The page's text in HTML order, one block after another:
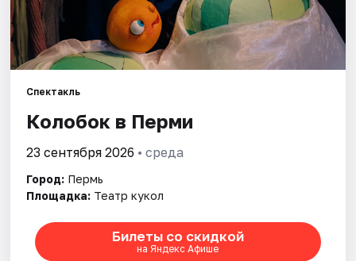
События
Площадки
Артисты
Рейтинги
Спектакль
Колобок в Перми
23 сентября 2026 • среда
Город: Пермь
Площадка: Театр кукол
Билеты со скидкой
на Яндекс Афише